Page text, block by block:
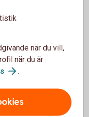
när du vill,
när du är
.